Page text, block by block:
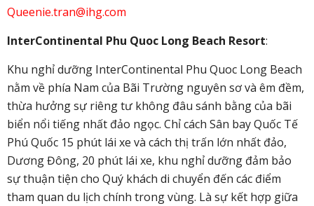
Queenie.tran@ihg.com
InterContinental Phu Quoc Long Beach Resort:
Khu nghỉ dưỡng InterContinental Phu Quoc Long Beach
nằm về phía Nam của Bãi Trường nguyên sơ và êm đềm,
thừa hưởng sự riêng tư không đâu sánh bằng của bãi
biển nổi tiếng nhất đảo ngọc. Chỉ cách Sân bay Quốc Tế
Phú Quốc 15 phút lái xe và cách thị trấn lớn nhất đảo,
Dương Đông, 20 phút lái xe, khu nghỉ dưỡng đảm bảo
sự thuận tiện cho Quý khách di chuyển đến các điểm
tham quan du lịch chính trong vùng. Là sự kết hợp giữa